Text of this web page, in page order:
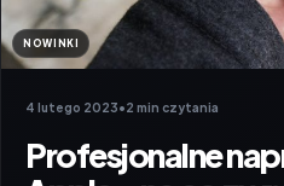
NOWINKI
4 lutego 2023•2 min czytania
Profesjonalne